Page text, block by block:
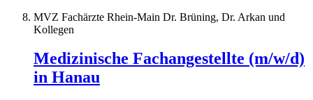
MVZ Fachärzte Rhein-Main Dr. Brüning, Dr. Arkan und
Kollegen
Medizinische Fachangestellte (m/w/d)
in Hanau